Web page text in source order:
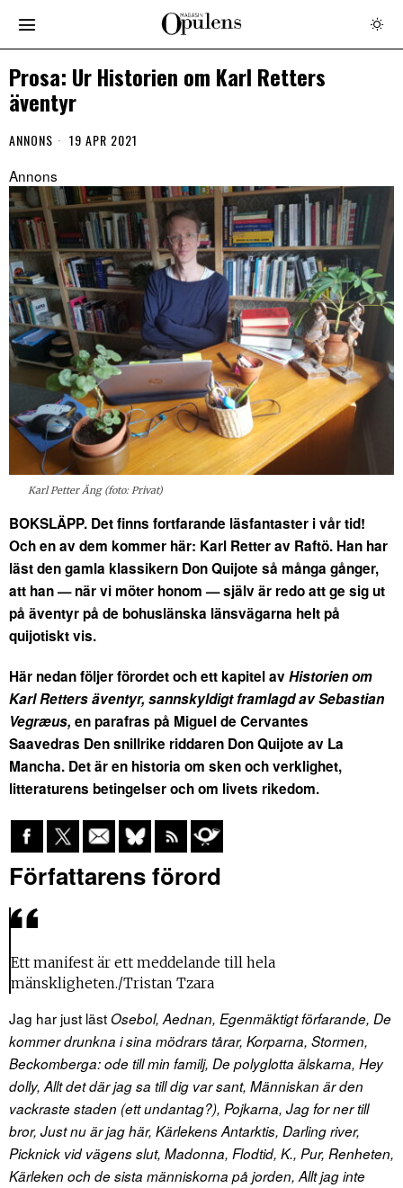
Prosa: Ur Historien om Karl Retters
äventyr
ANNONS 19 APR 2021
Karl Petter Äng (foto: Privat)
BOKSLÄPP. Det finns fortfarande läsfantaster i vår tid!
Och en av dem kommer här: Karl Retter av Raftö. Han har
läst den gamla klassikern Don Quijote så många gånger,
att han — när vi möter honom — själv är redo att ge sig ut
på äventyr på de bohuslänska länsvägarna helt på
quijotiskt vis.
Här nedan följer förordet och ett kapitel avHistorien om
Karl Retters äventyr, sannskyldigt framlagd av Sebastian
Vegræus, en parafras på Miguel de Cervantes
Saavedras Den snillrike riddaren Don Quijote av La
Mancha. Det är en historia om sken och verklighet,
litteraturens betingelser och om livets rikedom.
Författarens förord
Ett manifest är ett meddelande till hela
mänskligheten./Tristan Tzara
Jag har just lästOsebol, Aednan, Egenmäktigt förfarande, De
kommer drunkna i sina mödrars tårar, Korparna, Stormen,
Beckomberga: ode till min familj, De polyglotta älskarna, Hey
dolly, Allt det där jag sa till dig var sant, Människan är den
vackraste staden (ett undantag?), Pojkarna, Jag for ner till
bror, Just nu är jag här, Kärlekens Antarktis, Darling river,
Picknick vid vägens slut, Madonna, Flodtid, K., Pur, Renheten,
Kärleken och de sista människorna på jorden, Allt jag inte